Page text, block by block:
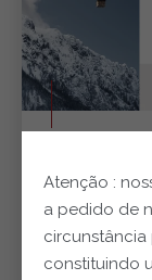
E se a
acordar?
Se Berlim
Atenção :
a pedido de
constituindo